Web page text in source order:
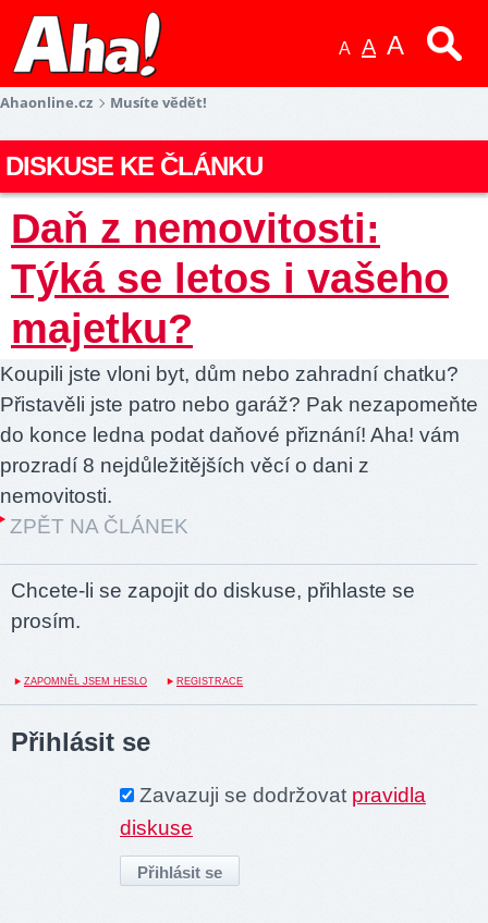
A A A
Ahaonline.cz Musíte vědět!
DISKUSE KE ČLÁNKU
Daň z nemovitosti:
Týká se letos i vašeho
majetku?
Koupili jste vloni byt, dům nebo zahradní chatku?
Přistavěli jste patro nebo garáž? Pak nezapomeňte
do konce ledna podat daňové přiznání! Aha! vám
prozradí 8 nejdůležitějších věcí o dani z
nemovitosti.
ZPĚT NA ČLÁNEK
Chcete-li se zapojit do diskuse, přihlaste se
prosím.
ZAPOMNĚL JSEM HESLO REGISTRACE
Přihlásit se
Zavazuji se dodržovat pravidla
diskuse